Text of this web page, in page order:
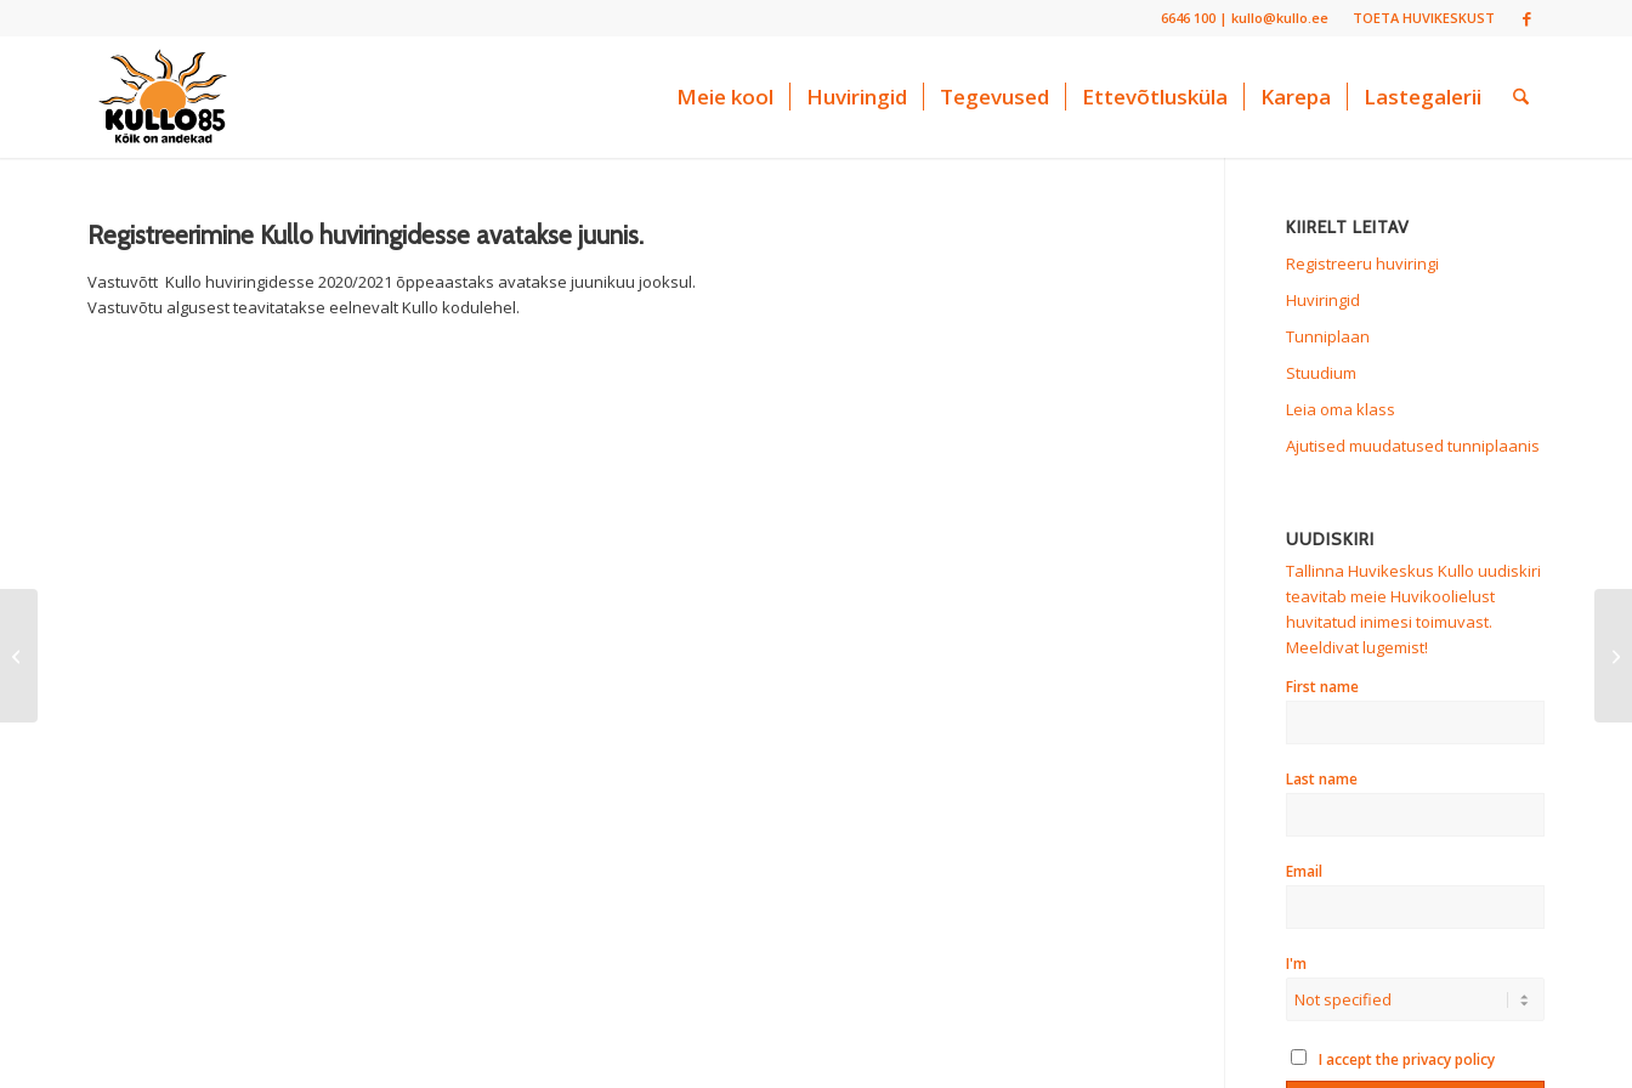
TOETA HUVIKESKUST
6646 100 | kullo@kullo.ee
Meie kool Huviringid Tegevused Ettevõtlusküla Karepa Lastegalerii
Registreerimine Kullo huviringidesse avatakse juunis.
Vastuvõtt Kullo huviringidesse 2020/2021 õppeaastaks avatakse juunikuu jooksul.
Vastuvõtu algusest teavitatakse eelnevalt Kullo kodulehel.
KIIRELT LEITAV
Registreeru huviringi
Huviringid
Tunniplaan
Stuudium
Leia oma klass
Ajutised muudatused tunniplaanis
UUDISKIRI
Tallinna Huvikeskus Kullo uudiskiri
teavitab meie Huvikoolielust
huvitatud inimesi toimuvast.
Meeldivat lugemist!
First name
Last name
Email
I'm
I accept the privacy policy